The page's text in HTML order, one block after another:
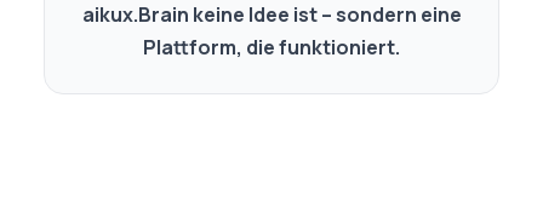
aikux.Brain keine Idee ist – sondern eine
Plattform, die funktioniert.